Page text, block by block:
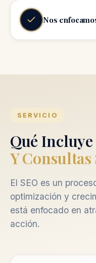
Nos
SERVICIO
Qué
Y Consultas
El SEO es un
optimización y
está enfocado en
acción.